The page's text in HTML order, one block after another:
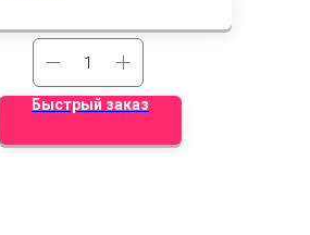
Быстрый заказ